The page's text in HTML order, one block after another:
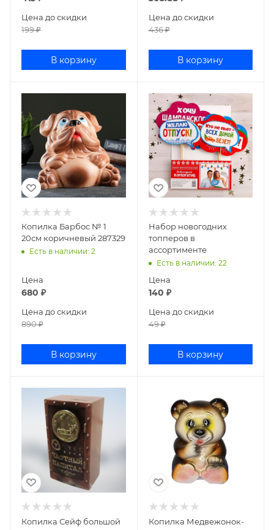
Цена до скидки
199₽
В корзину
Цена до скидки
436₽
В корзину
Копилка Барбос № 1
20см коричневый 287329
Есть в наличии: 2
Цена
680 ₽
Цена до скидки
890₽
В корзину
Набор новогодних
топперов в
ассортименте
Есть в наличии: 22
Цена
140 ₽
Цена до скидки
49₽
В корзину
Копилка Сейф большой
Копилка Медвежонок-